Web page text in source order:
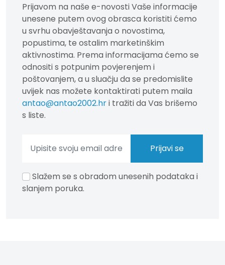
Prijavom na naše e-novosti Vaše informacije
unesene putem ovog obrasca koristiti ćemo
u svrhu obavještavanja o novostima,
popustima, te ostalim marketinškim
aktivnostima. Prema informacijama ćemo se
odnositi s potpunim povjerenjem i
poštovanjem, a u sluačju da se predomislite
uvijek nas možete kontaktirati putem maila
antao@antao2002.hri tražiti da Vas brišemo
s liste.
Slažem se s obradom unesenih podataka i
slanjem poruka.